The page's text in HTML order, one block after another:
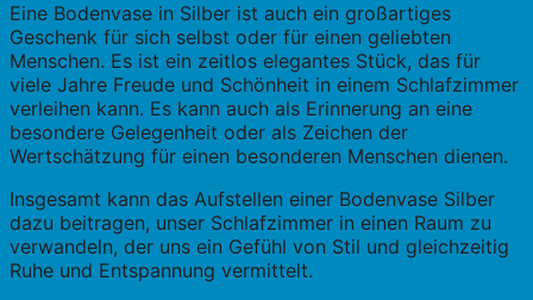
Eine Bodenvase in Silber ist auch ein großartiges
Geschenk für sich selbst oder für einen geliebten
Menschen. Es ist ein zeitlos elegantes Stück, das für
viele Jahre Freude und Schönheit in einem Schlafzimmer
verleihen kann. Es kann auch als Erinnerung an eine
besondere Gelegenheit oder als Zeichen der
Wertschätzung für einen besonderen Menschen dienen.
Insgesamt kann das Aufstellen einer Bodenvase Silber
dazu beitragen, unser Schlafzimmer in einen Raum zu
verwandeln, der uns ein Gefühl von Stil und gleichzeitig
Ruhe und Entspannung vermittelt.